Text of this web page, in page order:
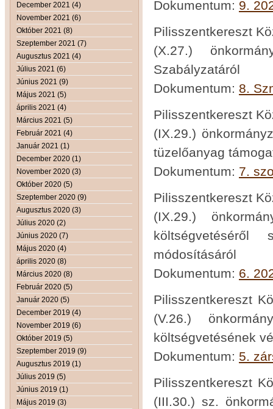
December 2021 (4)
November 2021 (6)
Október 2021 (8)
Szeptember 2021 (7)
Augusztus 2021 (4)
Július 2021 (6)
Június 2021 (9)
Május 2021 (5)
április 2021 (4)
Március 2021 (5)
Február 2021 (4)
Január 2021 (1)
December 2020 (1)
November 2020 (3)
Október 2020 (5)
Szeptember 2020 (9)
Augusztus 2020 (3)
Július 2020 (2)
Június 2020 (7)
Május 2020 (4)
április 2020 (8)
Március 2020 (8)
Február 2020 (5)
Január 2020 (5)
December 2019 (4)
November 2019 (6)
Október 2019 (5)
Szeptember 2019 (9)
Augusztus 2019 (1)
Július 2019 (5)
Június 2019 (1)
Május 2019 (3)
Dokumentum: 9.
Pilisszentkereszt
(X.27.)
Szabályzatáról
Dokumentum: 8.
Pilisszentkereszt
(IX.29.)
tüzelőanyag
Dokumentum: 7.
Pilisszentkereszt
(IX.29.)
módosításáról
Dokumentum: 6.
Pilisszentkereszt
(V.26.)
költségvetésének
Dokumentum: 5.
Pilisszentkereszt
(III.30.) sz.